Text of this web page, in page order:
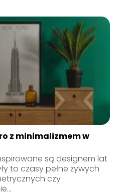
z minimalizmem w
są designem lat
to czasy pełne żywych
czy